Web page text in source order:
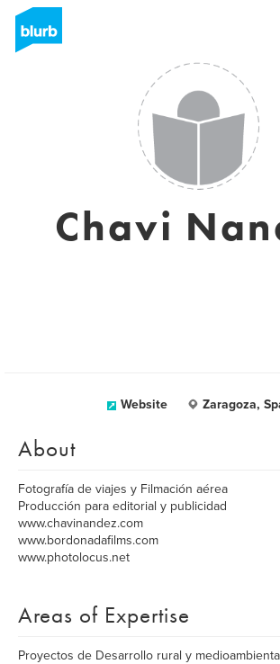
Chavi
Website Zaragoza,
About
Fotografía de viajes y Filmación aérea
Producción para editorial y publicidad
www.chavinandez.com
www.bordonadafilms.com
www.photolocus.net
Areas of Expertise
Proyectos de Desarrollo rural y